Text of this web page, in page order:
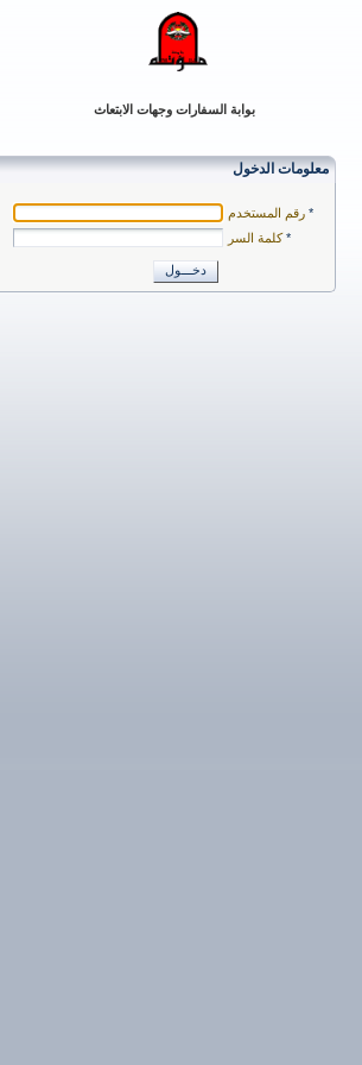
بوابة السفارات وجهات الابتعاث
معلومات الدخول
* رقم المستخدم
* كلمة السر
دخـــول